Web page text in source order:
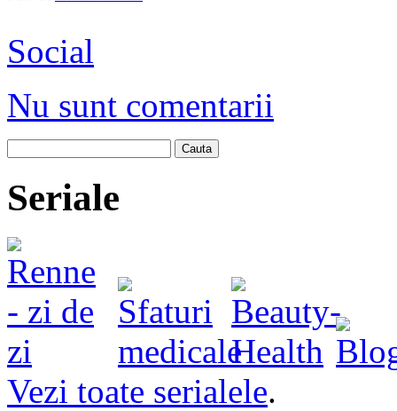
Social
Nu sunt comentarii
Cauta
Seriale
Vezi toate serialele.